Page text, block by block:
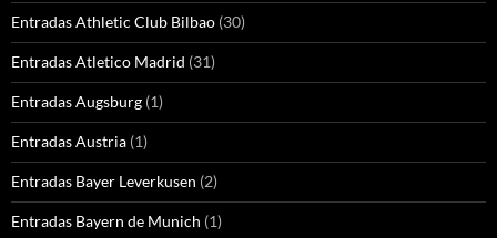
Entradas Athletic Club Bilbao (30)
Entradas Atletico Madrid (31)
Entradas Augsburg (1)
Entradas Austria (1)
Entradas Bayer Leverkusen (2)
Entradas Bayern de Munich (1)